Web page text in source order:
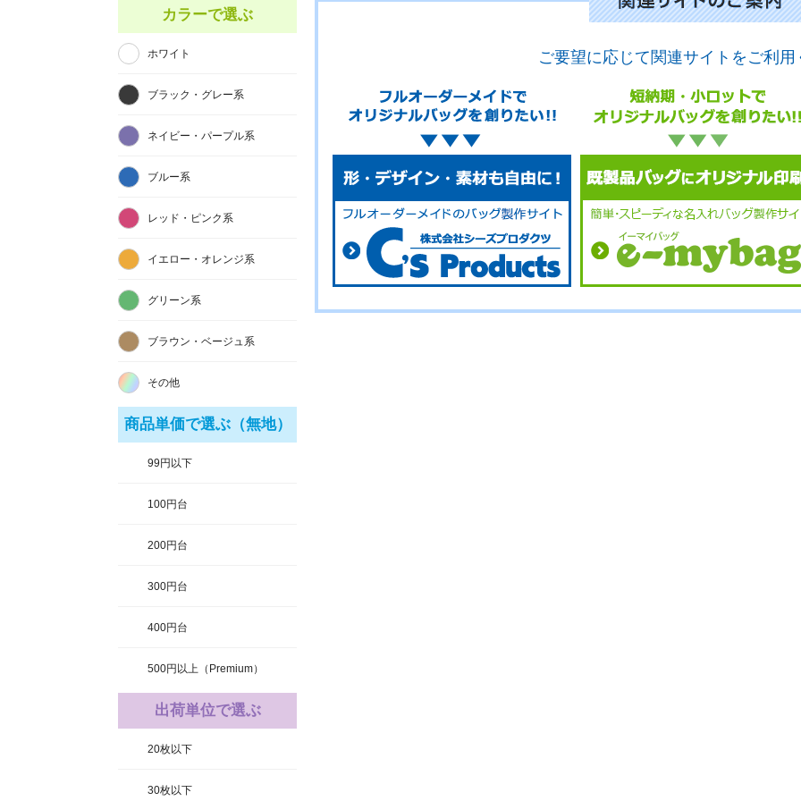
ご要望に応じて関連サイトをご利用
カラーで選ぶ
ホワイト
ブラック・グレー系
ネイビー・パープル系
ブルー系
レッド・ピンク系
イエロー・オレンジ系
グリーン系
ブラウン・ベージュ系
その他
商品単価で選ぶ（無地）
99円以下
100円台
200円台
300円台
400円台
500円以上（Premium）
出荷単位で選ぶ
20枚以下
30枚以下